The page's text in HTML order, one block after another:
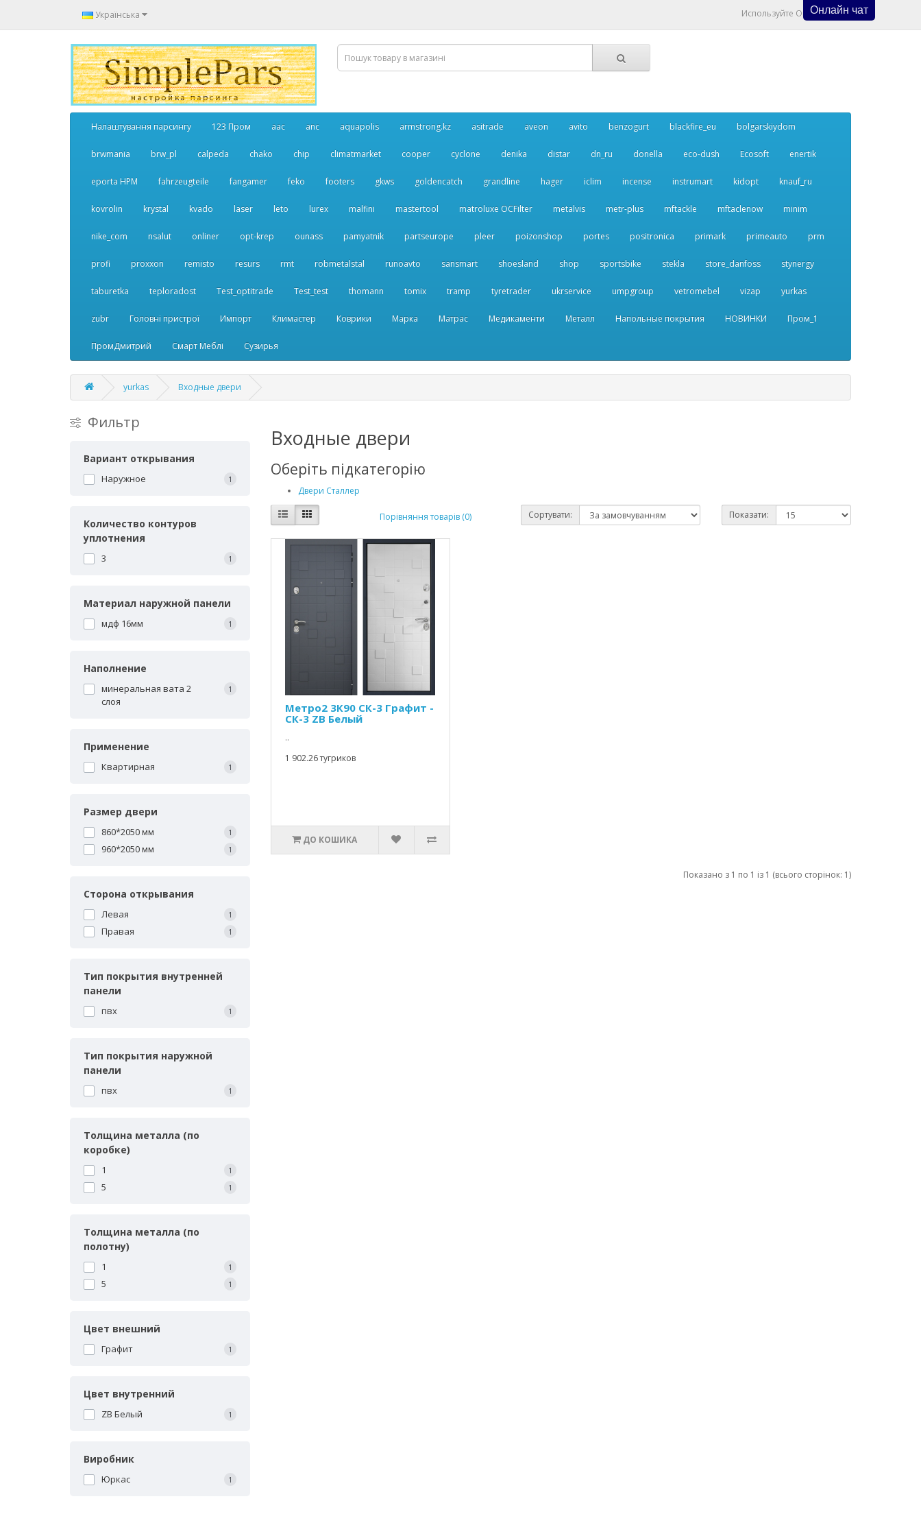
Українська Используйте Онлайн Чат
Налаштування парсингу 123 Пром aac anc aquapolis armstrong.kz asitrade aveon avito benzogurt blackfire_eu bolgarskiydom
brwmania brw_pl calpeda chako chip climatmarket cooper cyclone denika distar dn_ru donella eco-dush Ecosoft enertik
eporta НРМ fahrzeugteile fangamer feko footers gkws goldencatch grandline hager iclim incense instrumart kidopt knauf_ru
kovrolin krystal kvado laser leto lurex malfini mastertool matroluxe OCFilter metalvis metr-plus mftackle mftaclenow minim
nike_com nsalut onliner opt-krep ounass pamyatnik partseurope pleer poizonshop portes positronica primark primeauto prm
profi proxxon remisto resurs rmt robmetalstal runoavto sansmart shoesland shop sportsbike stekla store_danfoss stynergy
taburetka teploradost Test_optitrade Test_test thomann tomix tramp tyretrader ukrservice umpgroup vetromebel vizap yurkas
zubr Головні пристрої Импорт Климастер Коврики Марка Матрас Медикаменти Металл Напольные покрытия НОВИНКИ Пром_1
ПромДмитрий Смарт Меблі Сузирья
yurkas Входные двери
Фильтр
Вариант открывания
Наружное 1
Количество контуров
уплотнения
3 1
Материал наружной панели
мдф 16мм 1
Наполнение
минеральная вата 2
слоя
1
Применение
Квартирная 1
Размер двери
860*2050 мм 1
960*2050 мм 1
Сторона открывания
Левая 1
Правая 1
Тип покрытия внутренней
панели
пвх 1
Тип покрытия наружной
панели
пвх 1
Толщина металла (по
коробке)
1 1
5 1
Толщина металла (по
полотну)
1 1
5 1
Цвет внешний
Графит 1
Цвет внутренний
ZB Белый 1
Виробник
Юркас 1
Входные двери
Оберіть підкатегорію
Двери Сталлер
Порівняння товарів (0) Сортувати: Показати:
Метро2 3К90 СК-3 Графит -
СК-3 ZB Белый
..
1 902.26 тугриков
ДО КОШИКА
Показано з 1 по 1 із 1 (всього сторінок: 1)
Онлайн чат